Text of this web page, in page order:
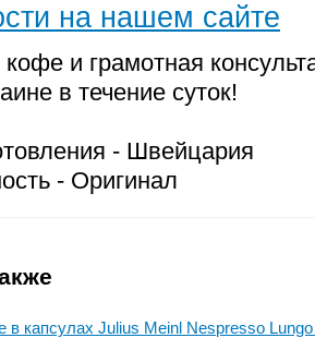
на нашем сайте
и грамотная
в течение суток!
- Швейцария
- Оригинал
в капсулах Julius Meinl Nespresso